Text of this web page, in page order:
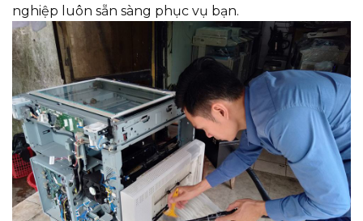
nghiệp luôn sẵn sàng phục vụ bạn.